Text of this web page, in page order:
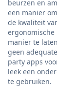
beurzen en
een manier
de kwaliteit
ergonomische
manier te
geen
party apps
leek een
te gebruiken.